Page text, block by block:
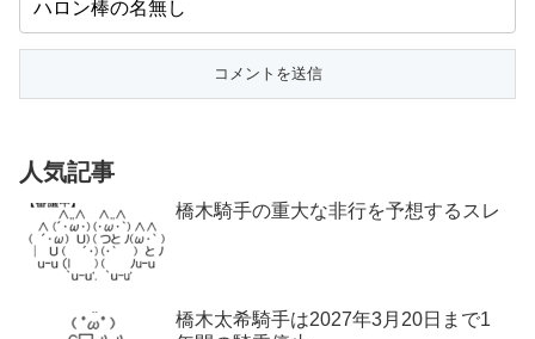
人気記事
橋木騎手の重大な非行を予想するスレ
橋木太希騎手は2027年3月20日まで1